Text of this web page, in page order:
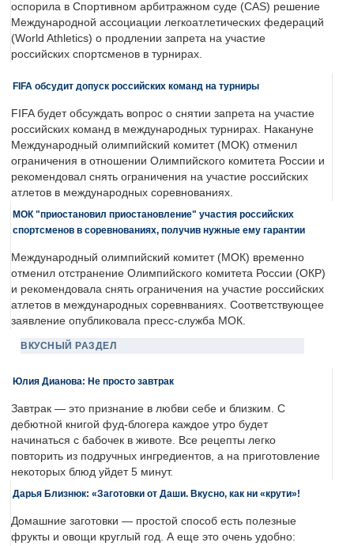
оспорила в Спортивном арбитражном суде (CAS) решение
Международной ассоциации легкоатлетических федераций
(World Athletics) о продлении запрета на участие
российских спортсменов в турнирах.
FIFA обсудит допуск российских команд на турниры
FIFA будет обсуждать вопрос о снятии запрета на участие
российских команд в международных турнирах. Накануне
Международный олимпийский комитет (МОК) отменил
ограничения в отношении Олимпийского комитета России и
рекомендовал снять ограничения на участие российских
атлетов в международных соревнованиях.
МОК "приостановил приостановление" участия российских
спортсменов в соревнованиях, получив нужные ему гарантии
Международный олимпийский комитет (МОК) временно
отменил отстранение Олимпийского комитета России (ОКР)
и рекомендовала снять ограничения на участие российских
атлетов в международных соревнваниях. Соответствующее
заявление опубликовала пресс-служба МОК.
ВКУСНЫЙ РАЗДЕЛ
Юлия Дианова: Не просто завтрак
Завтрак — это признание в любви себе и близким. С
дебютной книгой фуд-блогера каждое утро будет
начинаться с бабочек в животе. Все рецепты легко
повторить из подручных ингредиентов, а на приготовление
некоторых блюд уйдет 5 минут.
Дарья Близнюк: «Заготовки от Даши. Вкусно, как ни «крути»!
Домашние заготовки — простой способ есть полезные
фрукты и овощи круглый год. А еще это очень удобно: